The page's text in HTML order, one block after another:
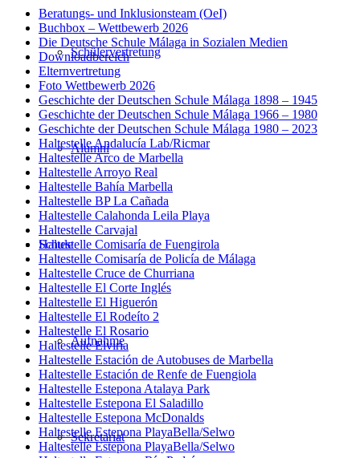
Schülervertretung
Alumni
Schule
Aufnahme
Sekretariat
Beratungs- und Inklusionsteam (OeI)
Buchbox – Wettbewerb 2026
Die Deutsche Schule Málaga in Sozialen Medien
Downloadbereich
Elternvertretung
Foto Wettbewerb 2026
Geschichte der Deutschen Schule Málaga 1898 – 1945
Geschichte der Deutschen Schule Málaga 1966 – 1980
Geschichte der Deutschen Schule Málaga 1980 – 2023
Haltestelle Andalucía Lab/Ricmar
Haltestelle Arco de Marbella
Haltestelle Arroyo Real
Haltestelle Bahía Marbella
Haltestelle BP La Cañada
Haltestelle Calahonda Leila Playa
Haltestelle Carvajal
Haltestelle Comisaría de Fuengirola
Haltestelle Comisaría de Policía de Málaga
Haltestelle Cruce de Churriana
Haltestelle El Corte Inglés
Haltestelle El Higuerón
Haltestelle El Rodeíto 2
Haltestelle El Rosario
Haltestelle Elviria
Haltestelle Estación de Autobuses de Marbella
Haltestelle Estación de Renfe de Fuengiola
Haltestelle Estepona Atalaya Park
Haltestelle Estepona El Saladillo
Haltestelle Estepona McDonalds
Haltestelle Estepona PlayaBella/Selwo
Haltestelle Estepona PlayaBella/Selwo